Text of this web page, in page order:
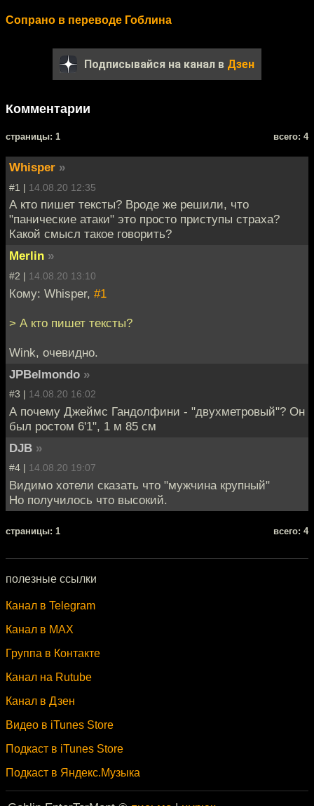
Сопрано в переводе Гоблина
Подписывайся на канал в Дзен
Комментарии
cтраницы: 1 всего: 4
Whisper »
#1 | 14.08.20 12:35
А кто пишет тексты? Вроде же решили, что
"панические атаки" это просто приступы страха?
Какой смысл такое говорить?
Merlin »
#2 | 14.08.20 13:10
Кому: Whisper, #1
> А кто пишет тексты?
Wink, очевидно.
JPBelmondo »
#3 | 14.08.20 16:02
А почему Джеймс Гандолфини - "двухметровый"? Он
был ростом 6'1", 1 м 85 см
DJB »
#4 | 14.08.20 19:07
Видимо хотели сказать что "мужчина крупный"
Но получилось что высокий.
cтраницы: 1 всего: 4
полезные ссылки
Канал в Telegram
Канал в MAX
Группа в Контакте
Канал на Rutube
Канал в Дзен
Видео в iTunes Store
Подкаст в iTunes Store
Подкаст в Яндекс.Музыка